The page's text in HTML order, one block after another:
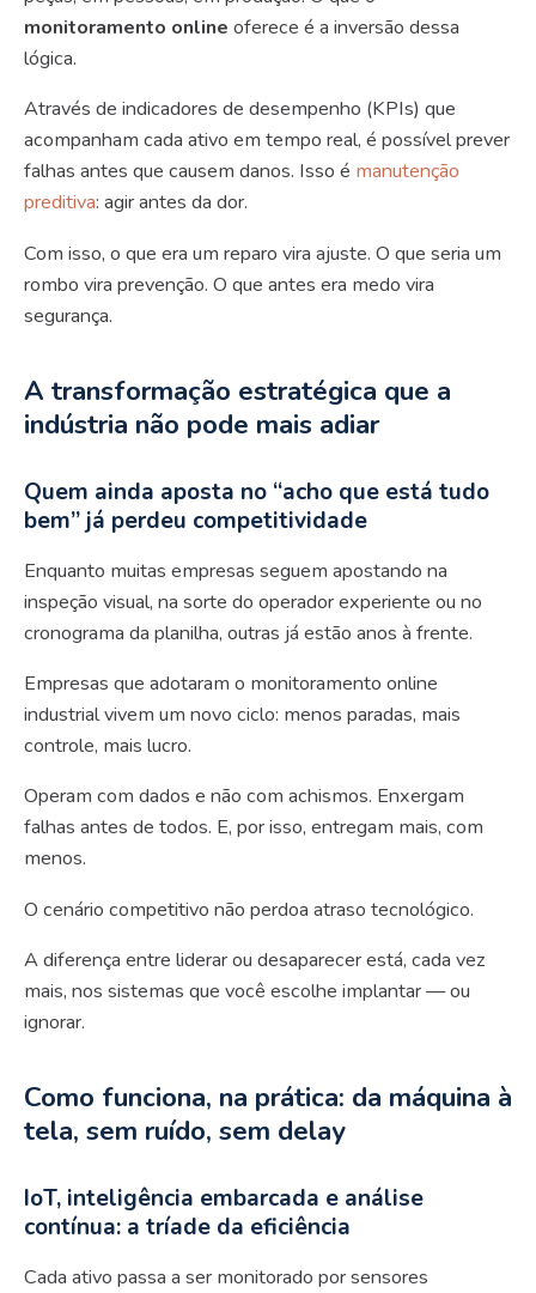
monitoramento online oferece é a inversão dessa
lógica.
Através de indicadores de desempenho (KPIs) que
acompanham cada ativo em tempo real, é possível prever
falhas antes que causem danos. Isso é manutenção
preditiva: agir antes da dor.
Com isso, o que era um reparo vira ajuste. O que seria um
rombo vira prevenção. O que antes era medo vira
segurança.
A transformação estratégica que a
indústria não pode mais adiar
Quem ainda aposta no “acho que está tudo
bem” já perdeu competitividade
Enquanto muitas empresas seguem apostando na
inspeção visual, na sorte do operador experiente ou no
cronograma da planilha, outras já estão anos à frente.
Empresas que adotaram o monitoramento online
industrial vivem um novo ciclo: menos paradas, mais
controle, mais lucro.
Operam com dados e não com achismos. Enxergam
falhas antes de todos. E, por isso, entregam mais, com
menos.
O cenário competitivo não perdoa atraso tecnológico.
A diferença entre liderar ou desaparecer está, cada vez
mais, nos sistemas que você escolhe implantar — ou
ignorar.
Como funciona, na prática: da máquina à
tela, sem ruído, sem delay
IoT, inteligência embarcada e análise
contínua: a tríade da eficiência
Cada ativo passa a ser monitorado por sensores